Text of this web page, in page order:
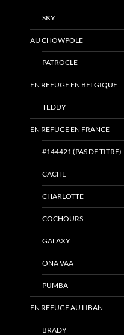
SKY
AU CHOWPOLE
PATROCLE
EN REFUGE EN BELGIQUE
TEDDY
EN REFUGE EN FRANCE
#144421 (PAS DE TITRE)
CACHE
CHARLOTTE
COCHOURS
GALAXY
ONA VAA
PUMBA
EN REFUGE AU LIBAN
BRADY